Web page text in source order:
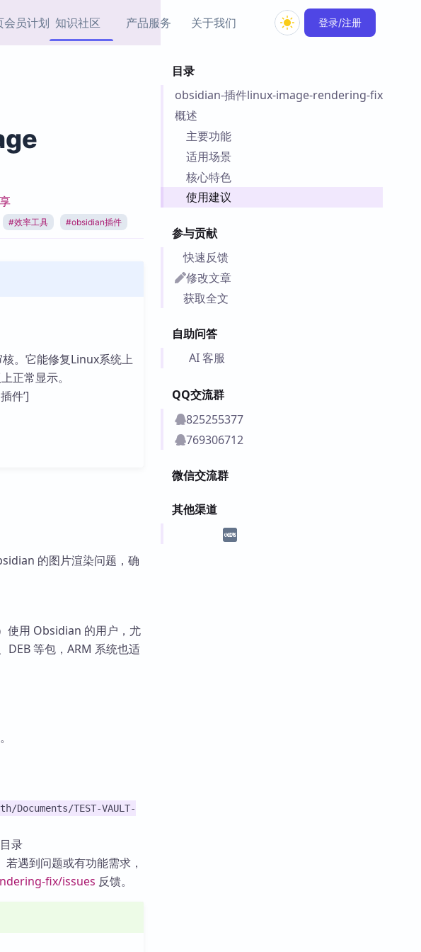
会员计划 知识社区
协作者
Zotero 专题
Obsidian 专题
产品服务
挂件集市
Obsidian 教程
关于我们 登录/注册
目录
obsidian-插件linux-image-rendering-fix
概述
主要功能
适用场景
核心特色
使用建议
参与贡献
快速反馈
修改文章
获取全文
自助问答
AI 客服
QQ交流群
825255377
769306712
微信交流群
其他渠道
#效率工具 #obsidian插件
。它能修复Linux系统上
正常显示。
件’]
的图片渲染问题，确
使用 Obsidian 的用户，尤
DEB 等包，ARM 系统也适
Documents/TEST-VAULT-
录
若遇到问题或有功能需求，
fix/issues 反馈。